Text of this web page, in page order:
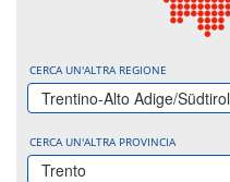
CERCA UN'ALTRA REGIONE
Trentino-Alto Adige/Südtirol
CERCA UN'ALTRA PROVINCIA
Trento